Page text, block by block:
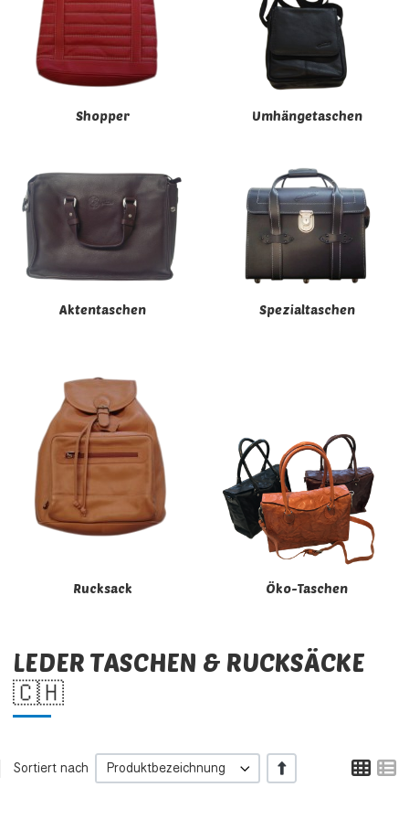
Shopper Umhängetaschen
Aktentaschen Spezialtaschen
Rucksack Öko-Taschen
LEDER TASCHEN & RUCKSÄCKE
🇨🇭
Sortiert nach Produktbezeichnung +/-